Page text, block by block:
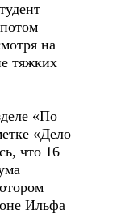
на
тяжких
«По
«Дело
что 16
Ильфа